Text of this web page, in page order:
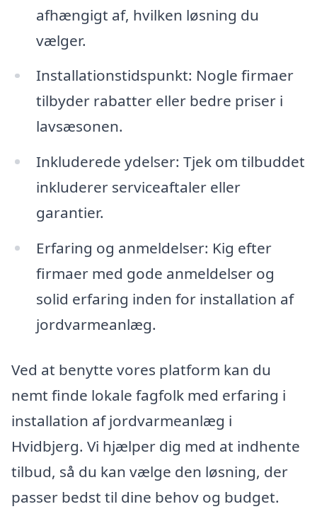
afhængigt af, hvilken løsning du
vælger.
Installationstidspunkt: Nogle firmaer
tilbyder rabatter eller bedre priser i
lavsæsonen.
Inkluderede ydelser: Tjek om tilbuddet
inkluderer serviceaftaler eller
garantier.
Erfaring og anmeldelser: Kig efter
firmaer med gode anmeldelser og
solid erfaring inden for installation af
jordvarmeanlæg.
Ved at benytte vores platform kan du
nemt finde lokale fagfolk med erfaring i
installation af jordvarmeanlæg i
Hvidbjerg. Vi hjælper dig med at indhente
tilbud, så du kan vælge den løsning, der
passer bedst til dine behov og budget.